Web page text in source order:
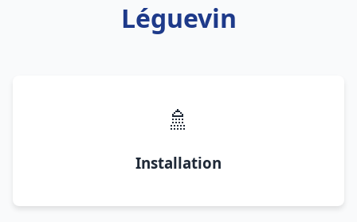
Léguevin
🚿
Installation